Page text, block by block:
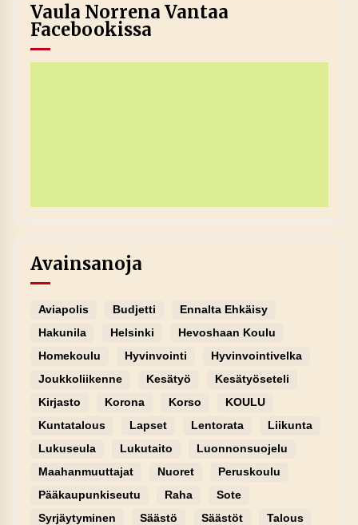
Vaula Norrena Vantaa
Facebookissa
Avainsanoja
Aviapolis Budjetti
Ennalta Ehkäisy
Hakunila
Helsinki
Hevoshaan Koulu
Homekoulu
Hyvinvointi
Hyvinvointivelka
Joukkoliikenne
Kesätyö
Kesätyöseteli
Kirjasto
Korona Korso
KOULU
Kuntatalous
Lapset Lentorata
Liikunta
Lukuseula
Lukutaito
Luonnonsuojelu
Maahanmuuttajat
Nuoret
Peruskoulu
Pääkaupunkiseutu
Raha
Sote
Syrjäytyminen
Säästö Säästöt
Talous